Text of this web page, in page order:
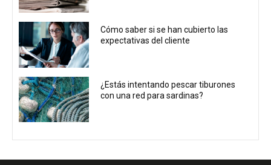
Cómo saber si se han cubierto las
expectativas del cliente
¿Estás intentando pescar tiburones
con una red para sardinas?